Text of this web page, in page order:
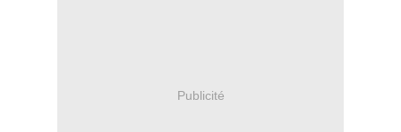
Publicité